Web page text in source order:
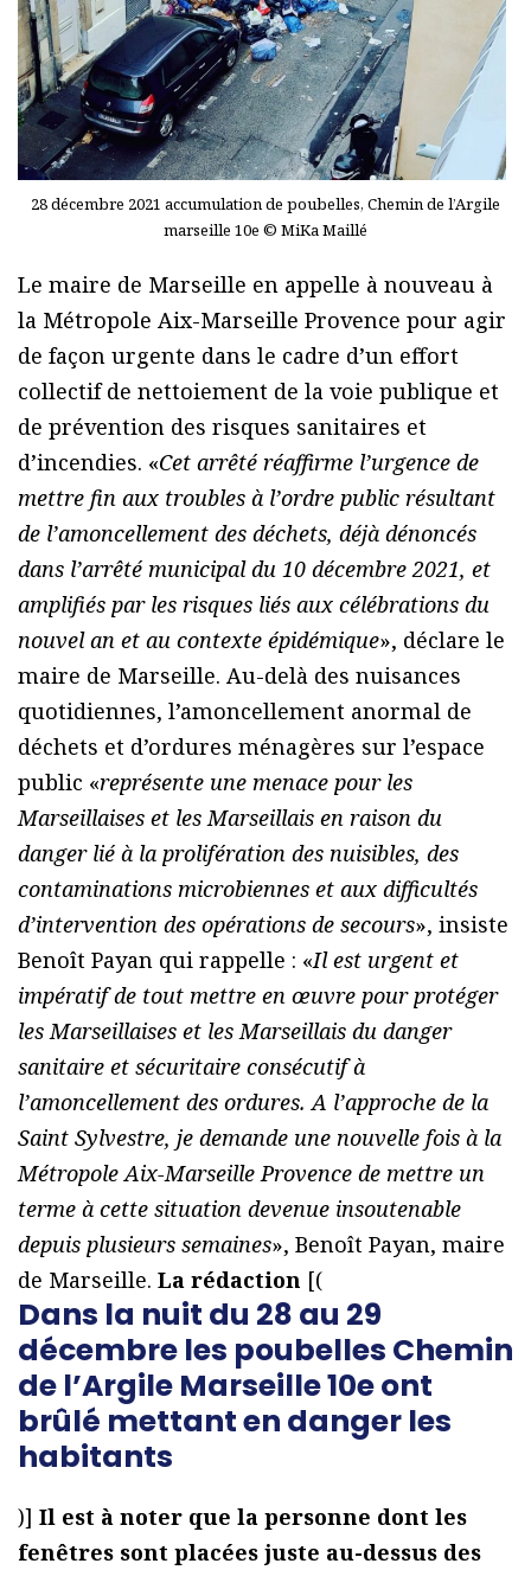
28 décembre 2021 accumulation de poubelles, Chemin de l’Argile
marseille 10e © MiKa Maillé
Le maire de Marseille en appelle à nouveau à
la Métropole Aix-Marseille Provence pour agir
de façon urgente dans le cadre d’un effort
collectif de nettoiement de la voie publique et
de prévention des risques sanitaires et
d’incendies. «Cet arrêté réaffirme l’urgence de
mettre fin aux troubles à l’ordre public résultant
de l’amoncellement des déchets, déjà dénoncés
dans l’arrêté municipal du 10 décembre 2021, et
amplifiés par les risques liés aux célébrations du
nouvel an et au contexte épidémique», déclare le
maire de Marseille. Au-delà des nuisances
quotidiennes, l’amoncellement anormal de
déchets et d’ordures ménagères sur l’espace
public «représente une menace pour les
Marseillaises et les Marseillais en raison du
danger lié à la prolifération des nuisibles, des
contaminations microbiennes et aux difficultés
d’intervention des opérations de secours», insiste
Benoît Payan qui rappelle : «Il est urgent et
impératif de tout mettre en œuvre pour protéger
les Marseillaises et les Marseillais du danger
sanitaire et sécuritaire consécutif à
l’amoncellement des ordures. A l’approche de la
Saint Sylvestre, je demande une nouvelle fois à la
Métropole Aix-Marseille Provence de mettre un
terme à cette situation devenue insoutenable
depuis plusieurs semaines», Benoît Payan, maire
de Marseille. La rédaction [(
Dans la nuit du 28 au 29
décembre les poubelles Chemin
de l’Argile Marseille 10e ont
brûlé mettant en danger les
habitants
)] Il est à noter que la personne dont les
fenêtres sont placées juste au-dessus des